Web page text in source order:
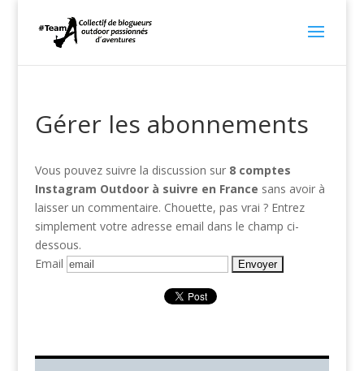
Gérer les abonnements
Vous pouvez suivre la discussion sur 8 comptes
Instagram Outdoor à suivre en France sans avoir à
laisser un commentaire. Chouette, pas vrai ? Entrez
simplement votre adresse email dans le champ ci-
dessous.
Email